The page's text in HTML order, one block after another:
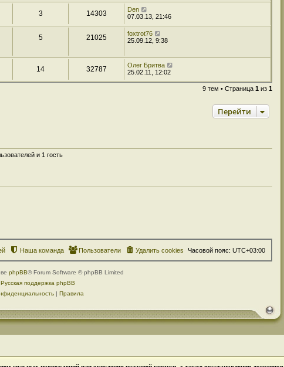
3 14303
Den
07.03.13, 21:46
5 21025
foxtrot76
25.09.12, 9:38
14 32787
Олег Бритва
25.02.11, 12:02
9 тем • Страница 1 из 1
Перейти
и 1 гость
Часовой пояс: UTC+03:00
Удалить cookies
Пользователи
Наша команда
phpBB® Forum Software © phpBB Limited
Русская поддержка phpBB
| Правила